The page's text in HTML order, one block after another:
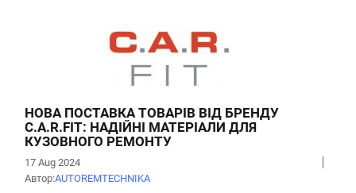
Корисні поради та статті: Експертні рекомендації
щодо вибору, експлуатації та обслуговування
автосервісного обладнання.
Слідкуйте за нашими новинами, щоб бути в курсі всіх
розвитку вашого бізнесу. Ми прагнемо надавати вам
найактуальнішу інформацію та допомагати у виборі
найкращого обладнання для вашого автосервісу.
Дякуємо, що обираєте
надійного партнера у світі автосервісного обладнання.
НОВА ПОСТАВКА ТОВАРІВ ВІД БРЕНДУ
C.A.R.FIT: НАДІЙНІ МАТЕРІАЛИ ДЛЯ
КУЗОВНОГО РЕМОНТУ
17 Aug 2024
Автор:АUTOREMTECHNIKA